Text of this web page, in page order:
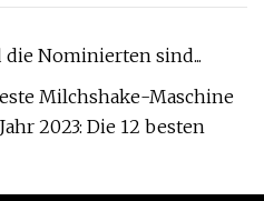
die Nominierten sind...
Milchshake-Maschine
2023: Die 12 besten